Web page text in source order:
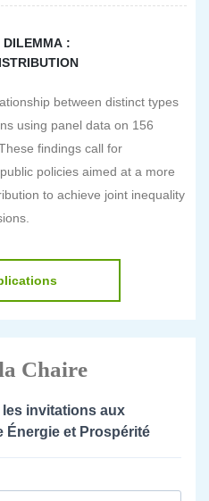
DILEMMA :
between distinct types
using panel data on 156
findings call for
policies aimed at a more
to achieve joint inequality
Chaire
les invitations aux
Énergie et Prospérité